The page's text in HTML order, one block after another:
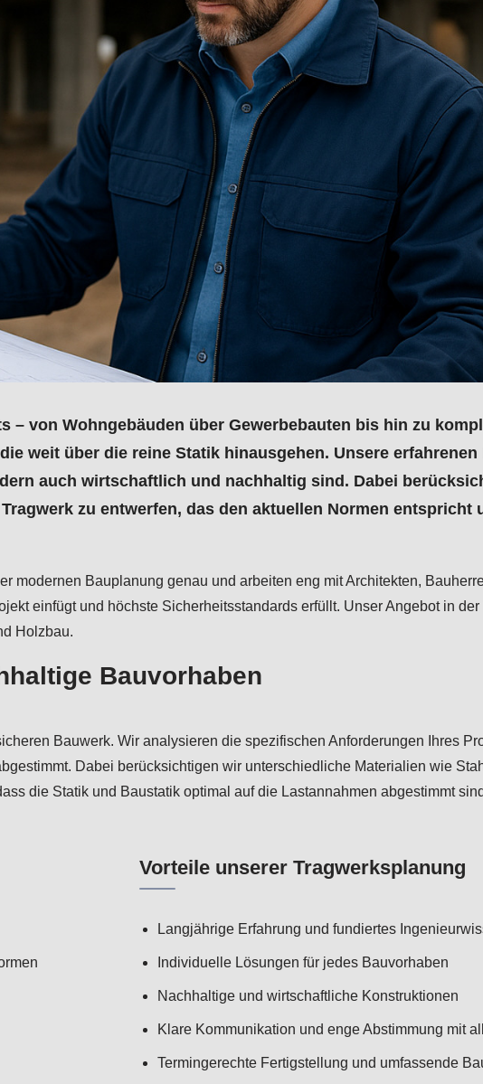
von Wohngebäuden über Gewerbebauten bis hin zu
weit über die reine Statik hinausgehen. Unsere
auch wirtschaftlich und nachhaltig sind. Dabei
zu entwerfen, das den aktuellen Normen entspricht
modernen Bauplanung genau und arbeiten eng mit Architekten,
einfügt und höchste Sicherheitsstandards erfüllt. Unser Angebot in
Holzbau.
Bauvorhaben
Bauwerk. Wir analysieren die spezifischen Anforderungen Ihres
Dabei berücksichtigen wir unterschiedliche Materialien wie
die Statik und Baustatik optimal auf die Lastannahmen abgestimmt
Vorteile unserer Tragwerksplanung
Langjährige Erfahrung und fundiertes
Individuelle Lösungen für jedes Bauvorhaben
Nachhaltige und wirtschaftliche Konstruktionen
Klare Kommunikation und enge Abstimmung mit
Termingerechte Fertigstellung und umfassende